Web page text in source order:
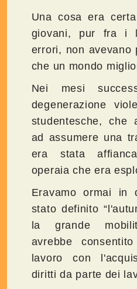
Una cosa era
giovani, pur fra i
errori, non avevano
che un mondo
Nei mesi
degenerazione
studentesche, che
ad assumere una
era stata
operaia che era
Eravamo ormai in
stato definito
la grande
avrebbe
lavoro con
diritti da parte dei